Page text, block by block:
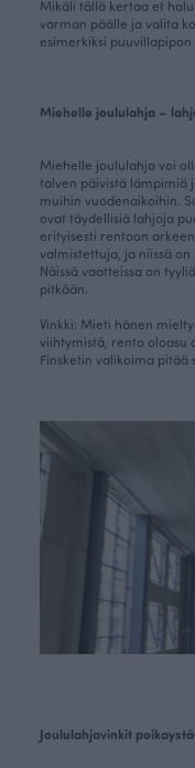
Mikäli tällä kertaa et
varman päälle ja valita
esimerkiksi puuvillapipon
Miehelle joululahja –
Miehelle joululahja voi
talven päivistä lämpimiä
muihin vuodenaikoihin.
ovat täydellisiä lahjoja
erityisesti rentoon
valmistettuja, ja niissä
Näissä vaatteissa on
pitkään.
Vinkki: Mieti hänen
viihtymistä, rento oloasu
Finsketin valikoima pitää
Joululahjavinkit